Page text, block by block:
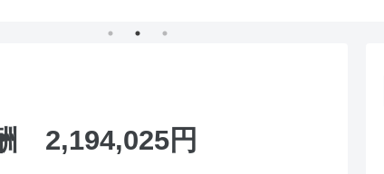
2,194,025円